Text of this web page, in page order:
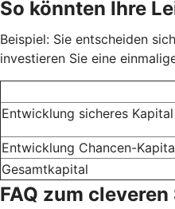
So könnten Ihre
Beispiel: Sie entscheiden
investieren Sie eine
Entwicklung sicheres Kapital
Entwicklung Chancen-
Gesamtkapital
FAQ zum